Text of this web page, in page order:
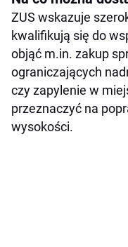
ZUS wskazuje
kwalifikują się do
objąć m.in. zakup
ograniczających
czy zapylenie w
przeznaczyć na
wysokości.